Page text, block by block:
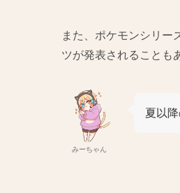
また、ポケモンシリー
ツが発表されることも
みーちゃん
夏以